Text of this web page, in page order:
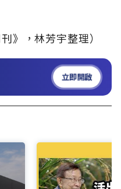
》，林芳宇整理）
立即開啟